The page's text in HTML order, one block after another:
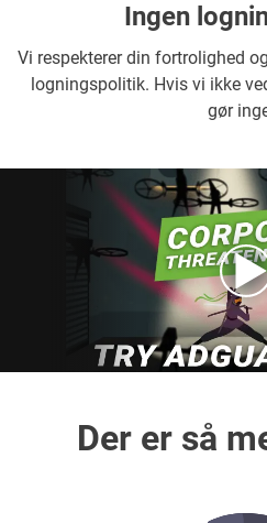
Ingen
Vi respekterer din fortrolighed
logningspolitik. Hvis vi ikke
gør
Der er så